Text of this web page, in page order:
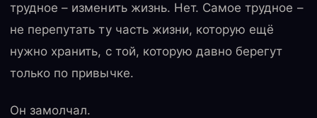
трудное – изменить жизнь. Нет. Самое трудное –
не перепутать ту часть жизни, которую ещё
нужно хранить, с той, которую давно берегут
только по привычке.
Он замолчал.